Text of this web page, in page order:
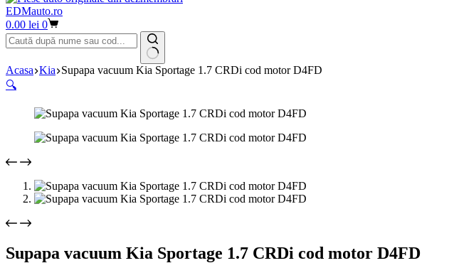
EDMauto.ro
Coș
de
cumpărături
0.00 lei 0
Niciun
rezultat
Acasa Kia Supapa vacuum Kia Sportage 1.7 CRDi cod motor D4FD
🔍
Supapa vacuum Kia Sportage 1.7 CRDi cod motor D4FD